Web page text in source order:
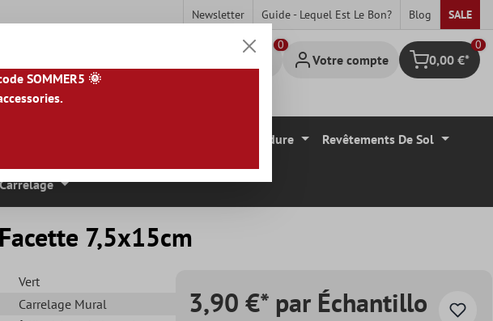
Newsletter Guide - Lequel Est Le Bon? Blog SALE
Votre compte Panier
0
0,00 €*
HU|BG|HR
Carrelage Mural Bordure Revêtements De Sol
7,5x15cm
Vert
Carrelage Mural 3,90 €* par Échantillo
SOMMER5 🌞